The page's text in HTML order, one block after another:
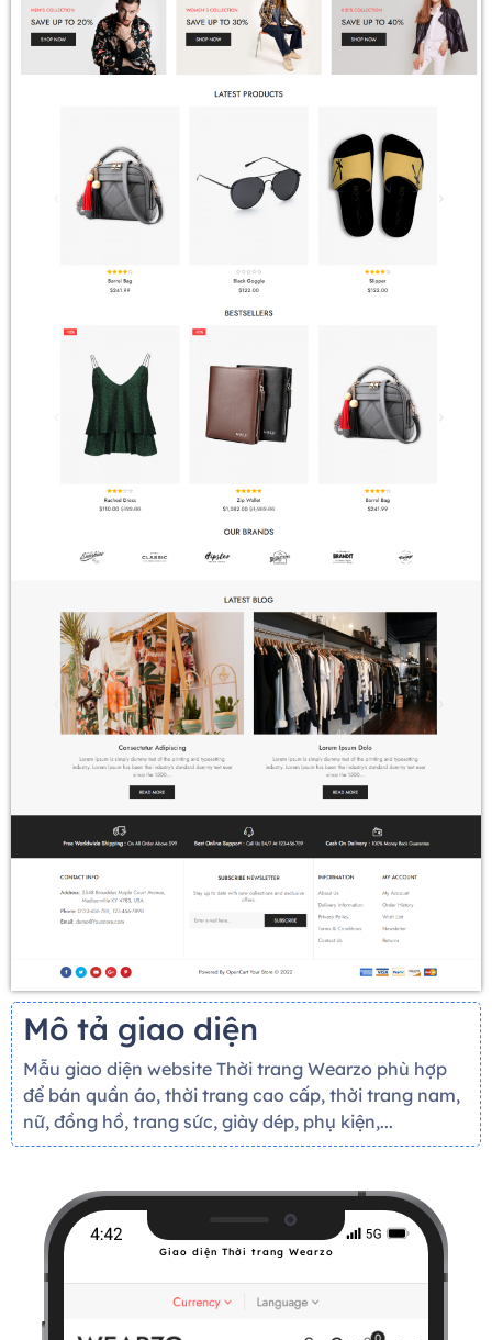
Mô tả giao diện
Mẫu giao diện website Thời trang Wearzo phù hợp
để bán quần áo, thời trang cao cấp, thời trang nam,
nữ, đồng hồ, trang sức, giày dép, phụ kiện,...
Giao diện Thời trang Wearzo